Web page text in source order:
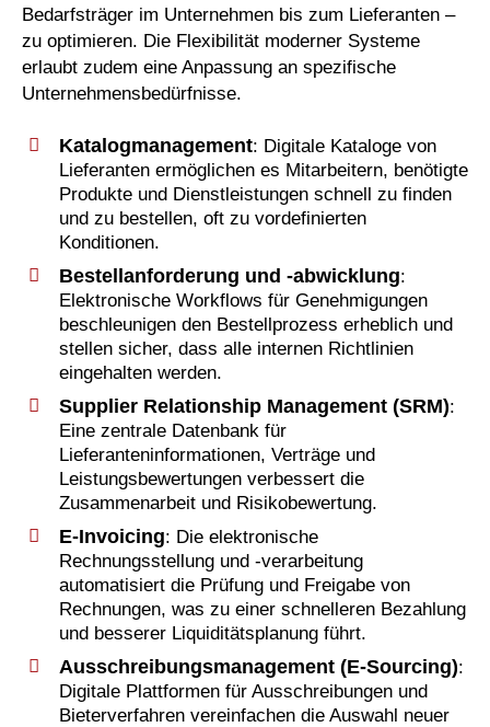
Bedarfsträger im Unternehmen bis zum Lieferanten –
zu optimieren. Die Flexibilität moderner Systeme
erlaubt zudem eine Anpassung an spezifische
Unternehmensbedürfnisse.
Katalogmanagement: Digitale Kataloge von
Lieferanten ermöglichen es Mitarbeitern, benötigte
Produkte und Dienstleistungen schnell zu finden
und zu bestellen, oft zu vordefinierten
Konditionen.
Bestellanforderung und -abwicklung:
Elektronische Workflows für Genehmigungen
beschleunigen den Bestellprozess erheblich und
stellen sicher, dass alle internen Richtlinien
eingehalten werden.
Supplier Relationship Management (SRM):
Eine zentrale Datenbank für
Lieferanteninformationen, Verträge und
Leistungsbewertungen verbessert die
Zusammenarbeit und Risikobewertung.
E-Invoicing: Die elektronische
Rechnungsstellung und -verarbeitung
automatisiert die Prüfung und Freigabe von
Rechnungen, was zu einer schnelleren Bezahlung
und besserer Liquiditätsplanung führt.
Ausschreibungsmanagement (E-Sourcing):
Digitale Plattformen für Ausschreibungen und
Bieterverfahren vereinfachen die Auswahl neuer